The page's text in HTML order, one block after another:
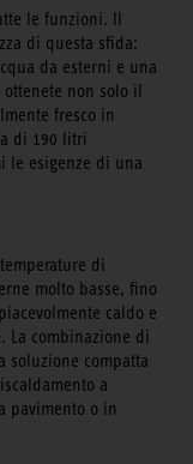
le funzioni. Il
di questa sfida:
da esterni e una
non solo il
fresco in
di 190 litri
le esigenze di una
di
molto basse, fino
caldo e
La combinazione di
soluzione compatta
a
pavimento o in